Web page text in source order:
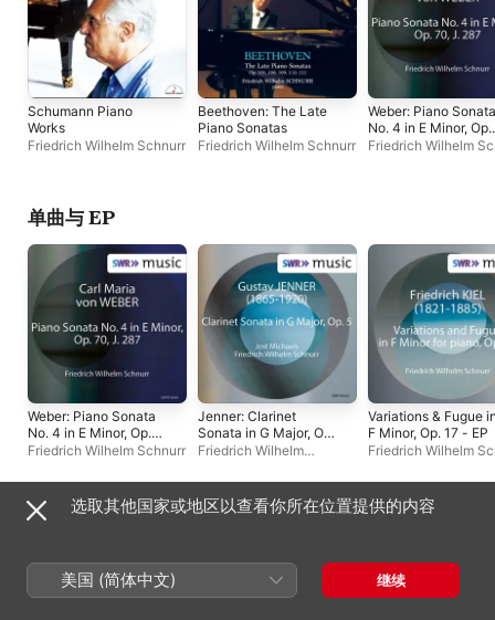
Schumann Piano
Works
Friedrich Wilhelm Schnurr
Beethoven: The Late
Piano Sonatas
Friedrich Wilhelm Schnurr
Weber: Piano Sonata
No. 4 in E Minor, Op.
70, J. 287 - EP
Friedrich Wilhelm
单曲与 EP
Weber: Piano Sonata
No. 4 in E Minor, Op.
70, J. 287 - EP
Friedrich Wilhelm Schnurr
Jenner: Clarinet
Sonata in G Major, Op.
5 - EP
Friedrich Wilhelm
Variations & Fugue
F Minor, Op. 17 - EP
Friedrich Wilhelm
合辑
选取其他国家或地区以查看你所在位置提供的内容
美国 (简体中文) 继续